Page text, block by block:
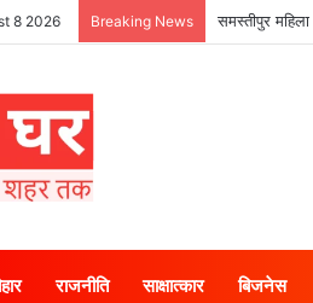
8 2026 Breaking News समस्तीपुर
राजनीति साक्षात्कार बिजनेस